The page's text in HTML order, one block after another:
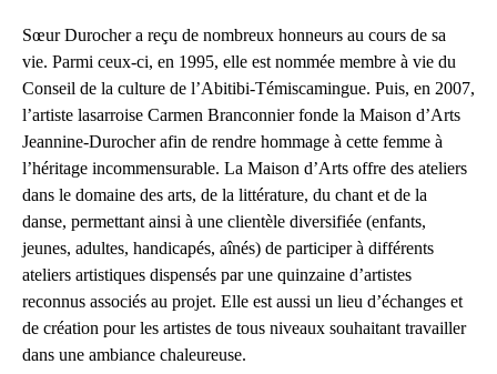
Sœur Durocher a reçu de nombreux honneurs au cours de sa
vie. Parmi ceux-ci, en 1995, elle est nommée membre à vie du
Conseil de la culture de l’Abitibi-Témiscamingue. Puis, en 2007,
l’artiste lasarroise Carmen Branconnier fonde la Maison d’Arts
Jeannine-Durocher afin de rendre hommage à cette femme à
l’héritage incommensurable. La Maison d’Arts offre des ateliers
dans le domaine des arts, de la littérature, du chant et de la
danse, permettant ainsi à une clientèle diversifiée (enfants,
jeunes, adultes, handicapés, aînés) de participer à différents
ateliers artistiques dispensés par une quinzaine d’artistes
reconnus associés au projet. Elle est aussi un lieu d’échanges et
de création pour les artistes de tous niveaux souhaitant travailler
dans une ambiance chaleureuse.